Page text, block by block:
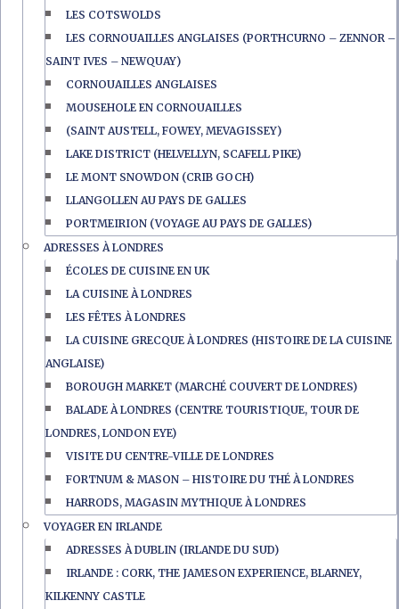
LES COTSWOLDS
LES CORNOUAILLES ANGLAISES (PORTHCURNO – ZENNOR –
SAINT IVES – NEWQUAY)
CORNOUAILLES ANGLAISES
MOUSEHOLE EN CORNOUAILLES
(SAINT AUSTELL, FOWEY, MEVAGISSEY)
LAKE DISTRICT (HELVELLYN, SCAFELL PIKE)
LE MONT SNOWDON (CRIB GOCH)
LLANGOLLEN AU PAYS DE GALLES
PORTMEIRION (VOYAGE AU PAYS DE GALLES)
ADRESSES À LONDRES
ÉCOLES DE CUISINE EN UK
LA CUISINE À LONDRES
LES FÊTES À LONDRES
LA CUISINE GRECQUE À LONDRES (HISTOIRE DE LA CUISINE
ANGLAISE)
BOROUGH MARKET (MARCHÉ COUVERT DE LONDRES)
BALADE À LONDRES (CENTRE TOURISTIQUE, TOUR DE
LONDRES, LONDON EYE)
VISITE DU CENTRE-VILLE DE LONDRES
FORTNUM & MASON – HISTOIRE DU THÉ À LONDRES
HARRODS, MAGASIN MYTHIQUE À LONDRES
VOYAGER EN IRLANDE
ADRESSES À DUBLIN (IRLANDE DU SUD)
IRLANDE : CORK, THE JAMESON EXPERIENCE, BLARNEY,
KILKENNY CASTLE